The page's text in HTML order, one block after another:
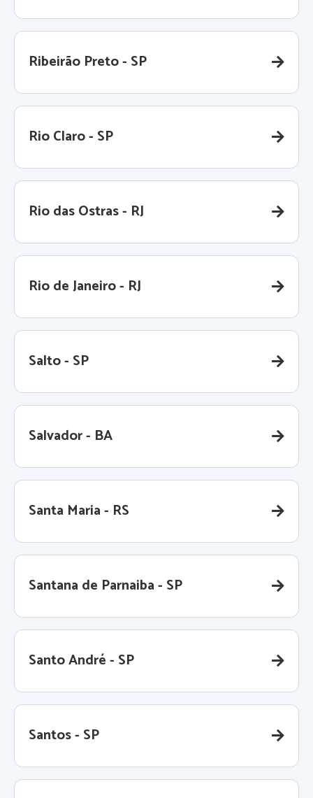
Ribeirão Preto - SP
Rio Claro - SP
Rio das Ostras - RJ
Rio de Janeiro - RJ
Salto - SP
Salvador - BA
Santa Maria - RS
Santana de Parnaiba - SP
Santo André - SP
Santos - SP